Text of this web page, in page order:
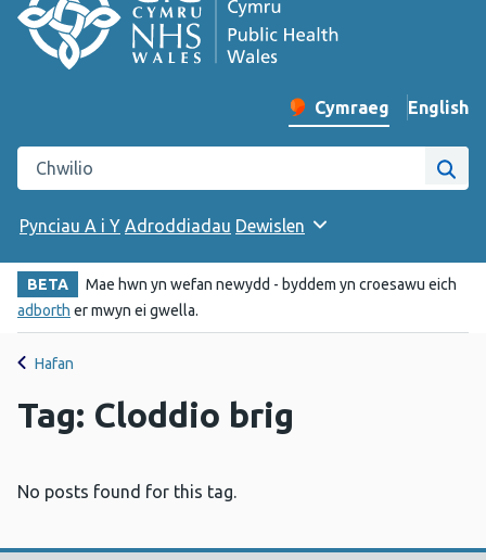
Newid iaith y wefan
Cymraeg English
–
Chwilio gwefan Iechyd Cyhoeddus Cymru
Pynciau A i Y Adroddiadau Dewislen
BETA
Mae hwn yn wefan newydd - byddem yn croesawu eich
adborth er mwyn ei gwella.
Hafan
Tag: Cloddio brig
No posts found for this tag.